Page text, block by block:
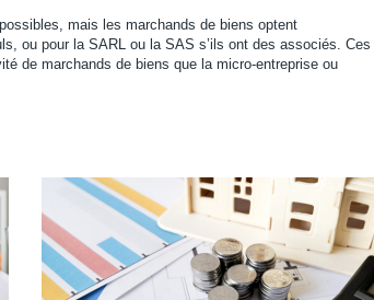
mais les marchands de biens optent
ou pour la SARL ou la SAS s’ils ont des associés. Ces
de marchands de biens que la micro-entreprise ou